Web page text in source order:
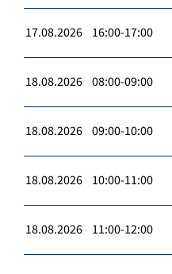
17.08.2026 16:00-17:00
18.08.2026 08:00-09:00
18.08.2026 09:00-10:00
18.08.2026 10:00-11:00
18.08.2026 11:00-12:00